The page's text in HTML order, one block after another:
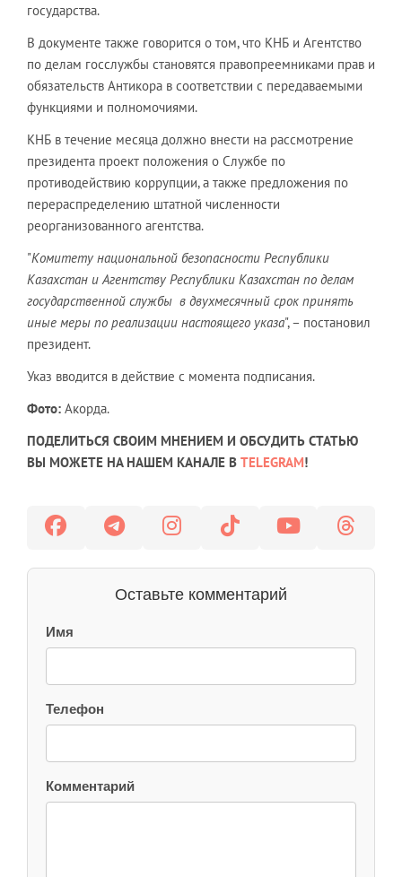
государства.
В документе также говорится о том, что КНБ и Агентство
по делам госслужбы становятся правопреемниками прав и
обязательств Антикора в соответствии с передаваемыми
функциями и полномочиями.
КНБ в течение месяца должно внести на рассмотрение
президента проект положения о Службе по
противодействию коррупции, а также предложения по
перераспределению штатной численности
реорганизованного агентства.
"Комитету национальной безопасности Республики
Казахстан и Агентству Республики Казахстан по делам
государственной службы в двухмесячный срок принять
иные меры по реализации настоящего указа", – постановил
президент.
Указ вводится в действие с момента подписания.
Фото: Акорда.
ПОДЕЛИТЬСЯ СВОИМ МНЕНИЕМ И ОБСУДИТЬ СТАТЬЮ
ВЫ МОЖЕТЕ НА НАШЕМ КАНАЛЕ В TELEGRAM!
Оставьте комментарий
Имя
Телефон
Комментарий